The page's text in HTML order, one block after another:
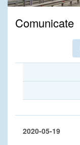
Comunicate
2020-05-19